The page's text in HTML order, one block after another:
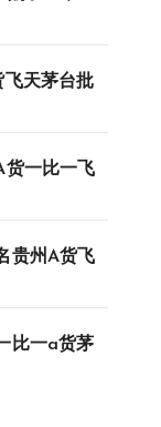
天茅台批
货一比一飞
贵州A货飞
比一a货茅